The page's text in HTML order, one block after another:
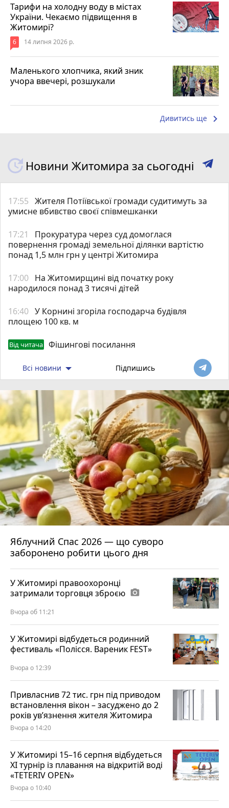
Тарифи на холодну воду в містах
України. Чекаємо підвищення в
Житомирі?
6 14 липня 2026 р.
Маленького хлопчика, який зник
учора ввечері, розшукали
Дивитись ще keyboard_arrow_right
Новини Житомира за сьогодні
17:55 Жителя Потіївської громади судитимуть за
умисне вбивство своєї співмешканки
17:21
Прокуратура через суд домоглася
повернення громаді земельної ділянки вартістю
понад 1,5 млн грн у центрі Житомира
17:00 На Житомирщині від початку року
народилося понад 3 тисячі дітей
16:40 У Корнині згоріла господарча будівля
площею 100 кв. м
Від читача Фішингові посилання
Всі новини Підпишись
Яблучний Спас 2026 — що суворо
заборонено робити цього дня
У Житомирі правоохоронці
затримали торговця зброєю photo_camera
Вчора об 11:21
У Житомирі відбудеться родинний
фестиваль «Полісся. Вареник FEST»
Вчора о 12:39
Привласнив 72 тис. грн під приводом
встановлення вікон – засуджено до 2
років ув’язнення жителя Житомира
Вчора о 14:20
У Житомирі 15–16 серпня відбудеться
XI турнір із плавання на відкритій воді
«TETERIV OPEN»
Вчора о 10:40